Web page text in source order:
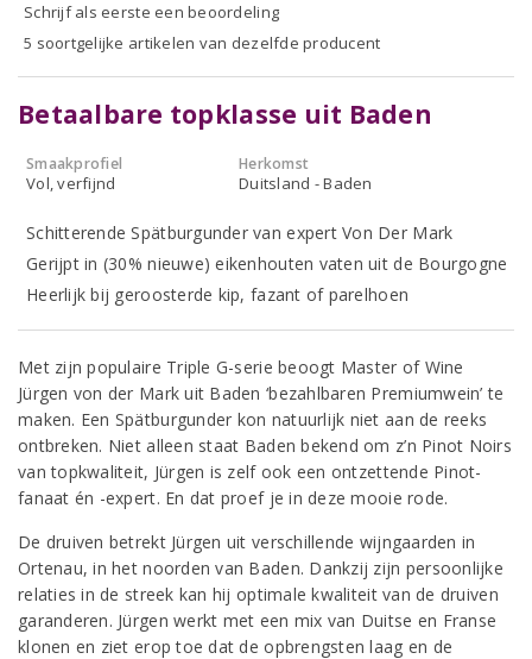
Schrijf als eerste een beoordeling
5 soortgelijke artikelen van dezelfde producent
Betaalbare topklasse uit Baden
Smaakprofiel
Vol, verfijnd
Herkomst
Duitsland - Baden
Schitterende Spätburgunder van expert Von Der Mark
Gerijpt in (30% nieuwe) eikenhouten vaten uit de Bourgogne
Heerlijk bij geroosterde kip, fazant of parelhoen
Met zijn populaire Triple G-serie beoogt Master of Wine
Jürgen von der Mark uit Baden ‘bezahlbaren Premiumwein’ te
maken. Een Spätburgunder kon natuurlijk niet aan de reeks
ontbreken. Niet alleen staat Baden bekend om z’n Pinot Noirs
van topkwaliteit, Jürgen is zelf ook een ontzettende Pinot-
fanaat én -expert. En dat proef je in deze mooie rode.
De druiven betrekt Jürgen uit verschillende wijngaarden in
Ortenau, in het noorden van Baden. Dankzij zijn persoonlijke
relaties in de streek kan hij optimale kwaliteit van de druiven
garanderen. Jürgen werkt met een mix van Duitse en Franse
klonen en ziet erop toe dat de opbrengsten laag en de